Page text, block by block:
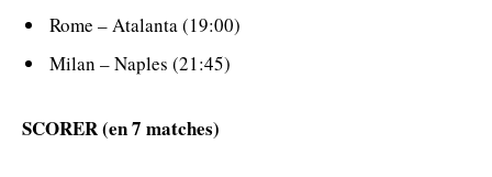
Rome – Atalanta (19:00)
Milan – Naples (21:45)
SCORER (en 7 matches)